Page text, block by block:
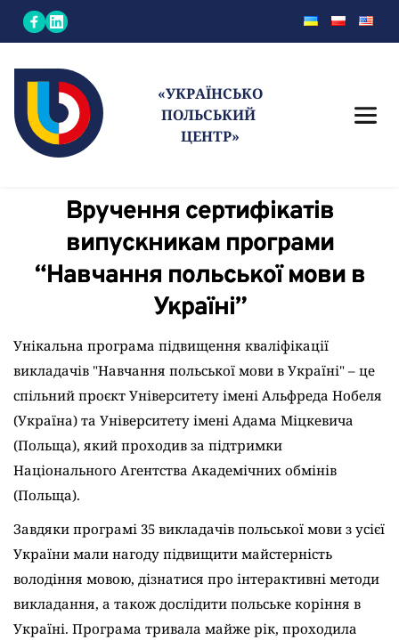
«УКРАЇНСЬКО
ПОЛЬСЬКИЙ
ЦЕНТР»
Вручення сертифікатів
випускникам програми
“Навчання польської мови в
Україні”
Унікальна програма підвищення кваліфікації
викладачів "Навчання польської мови в Україні" – це
спільний проєкт Університету імені Альфреда Нобеля
(Україна) та Університету імені Адама Міцкевича
(Польща), який проходив за підтримки
Національного Агентства Академічних обмінів
(Польща).
Завдяки програмі 35 викладачів польської мови з усієї
України мали нагоду підвищити майстерність
володіння мовою, дізнатися про інтерактивні методи
викладання, а також дослідити польське коріння в
Україні. Програма тривала майже рік, проходила